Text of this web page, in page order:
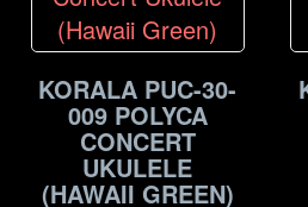
KORALA PUC-30-
009 POLYCA
CONCERT
UKULELE
(HAWAII GREEN)